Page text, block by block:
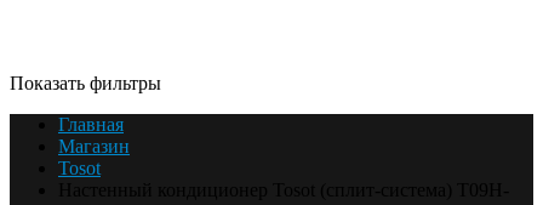
Показать фильтры
Главная
Магазин
Tosot